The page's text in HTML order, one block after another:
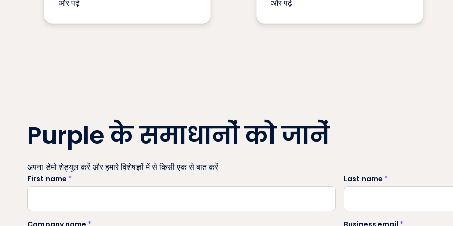
और पढ़ें और पढ़ें
Purple के समाधानों को जानें
अपना डेमो शेड्यूल करें और हमारे विशेषज्ञों में से किसी एक से बात करें
First name * Last name *